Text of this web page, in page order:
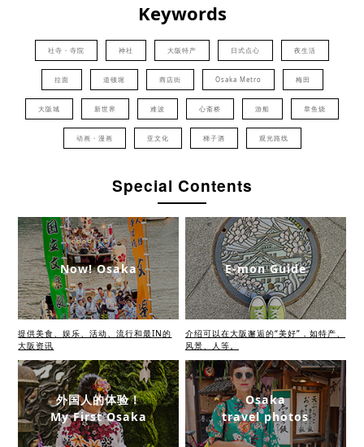
Keywords
社寺・寺院 神社 大阪特产 日式点心 夜生活
拉面 道顿堀 商店街 Osaka Metro 梅田
大阪城 新世界 难波 心斋桥 游船 章鱼烧
动画・漫画 亚文化 梯子酒 观光路线
Special Contents
Now! Osaka
提供美食、娱乐、活动、流行和最IN的
大阪资讯
E-mon Guide
介绍可以在大阪邂逅的“美好”，如特产、
风景、人等。
外国人的体验！
My First Osaka
Osaka
travel photos